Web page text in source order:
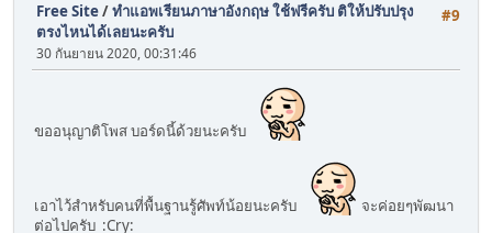
#9
Free Site/ทำแอพเรียนภาษาอังกฤษ ใช้ฟรีครับ ติให้ปรับปรุง
ตรงไหนได้เลยนะครับ
30 กันยายน 2020, 00:31:46
ขออนุญาติโพส บอร์ดนี้ด้วยนะครับ
เอาไว้สำหรับคนที่พื้นฐานรู้ศัพท์น้อยนะครับ
จะค่อยๆพัฒนา
ต่อไปครับ :Cry: